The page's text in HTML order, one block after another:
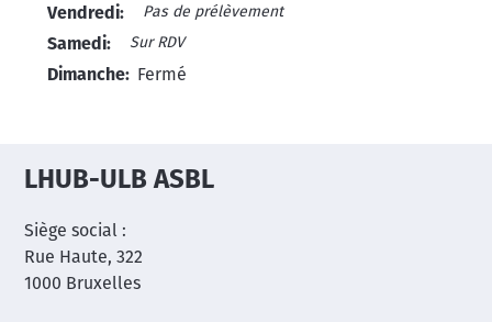
Vendredi: Pas de prélèvement
Samedi: Sur RDV
Dimanche: Fermé
LHUB-ULB ASBL
Siège social :
Rue Haute, 322
1000 Bruxelles